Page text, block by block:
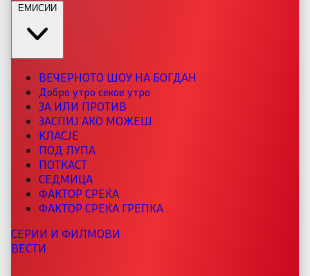
ЕМИСИИ
ВЕЧЕРНОТО ШОУ НА БОГДАН
Добро утро секое утро
ЗА ИЛИ ПРОТИВ
ЗАСПИЈ АКО МОЖЕШ
КЛАСЈЕ
ПОД ЛУПА
ПОТКАСТ
СЕДМИЦА
ФАКТОР СРЕЌА
ФАКТОР СРЕЌА ГРЕПКА
СЕРИИ И ФИЛМОВИ
ВЕСТИ